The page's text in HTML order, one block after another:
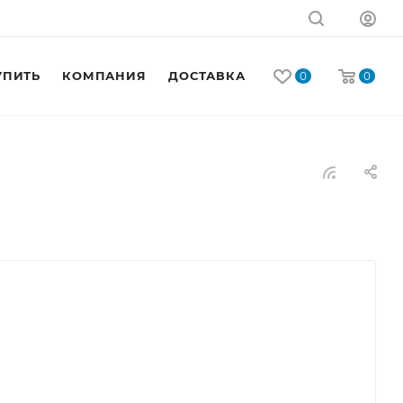
0 0
КОМПАНИЯ ДОСТАВКА КОНТАКТЫ